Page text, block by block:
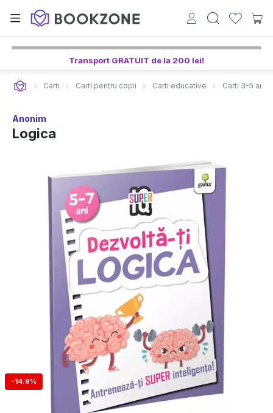
Transport GRATUIT de la 200 lei!
Carti Carti pentru copii Carti educative Carti 3-5 ani
Anonim
Logica
-14.9%